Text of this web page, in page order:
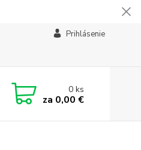
Prihlásenie
0ks
za 0,00 €